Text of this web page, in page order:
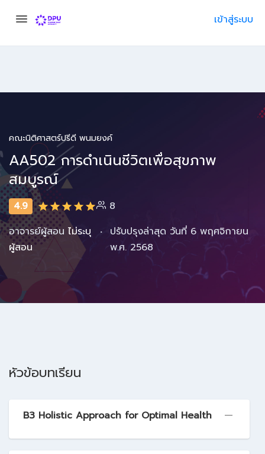
เข้าสู่ระบบ
คณะนิติศาสตร์ปรีดี พนมยงค์
AA502 การดำเนินชีวิตเพื่อสุขภาพ
สมบูรณ์
4.9
8
อาจารย์ผู้สอน ไม่ระบุ
ผู้สอน
· ปรับปรุงล่าสุด วันที่ 6 พฤศจิกายน
พ.ศ. 2568
หัวข้อบทเรียน
B3 Holistic Approach for Optimal Health